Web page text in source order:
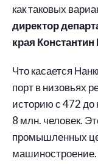
как таковых
директор
края
Что касается
порт в низовьях
историю с 472 до
8 млн. человек.
промышленных